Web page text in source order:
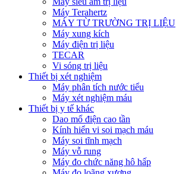
Máy Terahertz
MÁY TỪ TRƯỜNG TRỊ LIỆU
Máy xung kích
Máy điện trị liệu
TECAR
Vi sóng trị liệu
Thiết bị xét nghiệm
Máy phân tích nước tiểu
Máy xét nghiệm máu
Thiết bị y tế khác
Dao mổ điện cao tần
Kính hiển vi soi mạch máu
Máy soi tĩnh mạch
Máy vỗ rung
Máy đo chức năng hô hấp